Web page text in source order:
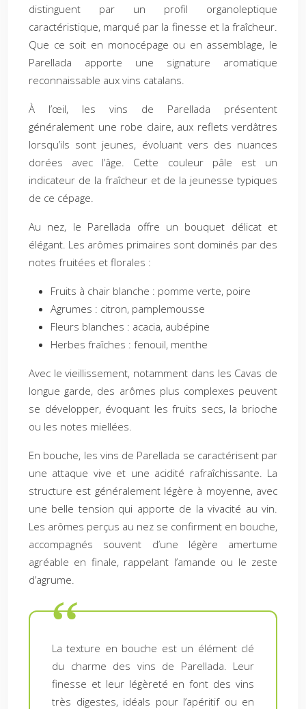
distinguent par un profil organoleptique
caractéristique, marqué par la finesse et la fraîcheur.
Que ce soit en monocépage ou en assemblage, le
Parellada apporte une signature aromatique
reconnaissable aux vins catalans.
À l’œil, les vins de Parellada présentent
généralement une robe claire, aux reflets verdâtres
lorsqu’ils sont jeunes, évoluant vers des nuances
dorées avec l’âge. Cette couleur pâle est un
indicateur de la fraîcheur et de la jeunesse typiques
de ce cépage.
Au nez, le Parellada offre un bouquet délicat et
élégant. Les arômes primaires sont dominés par des
notes fruitées et florales :
Fruits à chair blanche : pomme verte, poire
Agrumes : citron, pamplemousse
Fleurs blanches : acacia, aubépine
Herbes fraîches : fenouil, menthe
Avec le vieillissement, notamment dans les Cavas de
longue garde, des arômes plus complexes peuvent
se développer, évoquant les fruits secs, la brioche
ou les notes miellées.
En bouche, les vins de Parellada se caractérisent par
une attaque vive et une acidité rafraîchissante. La
structure est généralement légère à moyenne, avec
une belle tension qui apporte de la vivacité au vin.
Les arômes perçus au nez se confirment en bouche,
accompagnés souvent d’une légère amertume
agréable en finale, rappelant l’amande ou le zeste
d’agrume.
La texture en bouche est un élément clé
du charme des vins de Parellada. Leur
finesse et leur légèreté en font des vins
très digestes, idéals pour l’apéritif ou en